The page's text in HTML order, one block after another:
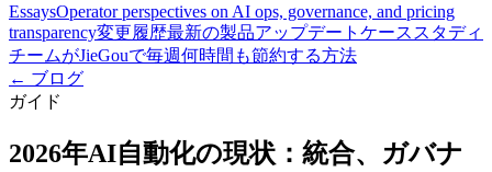
EssaysOperator perspectives on AI ops, governance, and pricing
transparency変更履歴最新の製品アップデート ケーススタディ
チームがJieGouで毎週何時間も節約する方法
← ブログ
ガイド
2026年AI自動化の現状：統合、ガバナ